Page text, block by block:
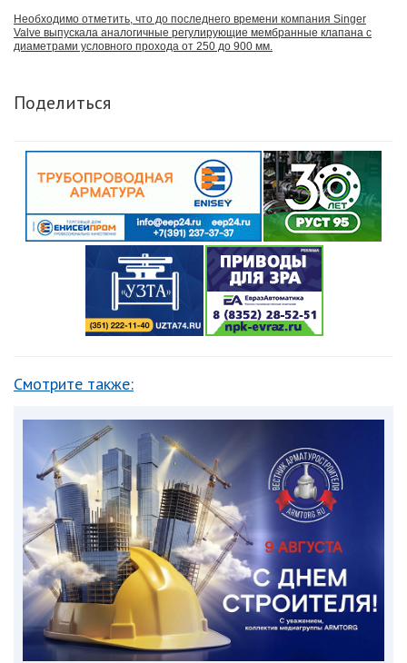
Необходимо отметить, что до последнего времени компания Singer
Valve выпускала аналогичные регулирующие мембранные клапана с
диаметрами условного прохода от 250 до 900 мм.
Поделиться
Смотрите также: